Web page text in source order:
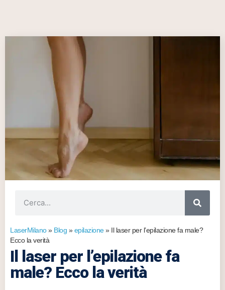
LaserMilano» Blog » epilazione» Il laser per l’epilazione fa male?
Ecco la verità
Il laser per l’epilazione fa
male? Ecco la verità